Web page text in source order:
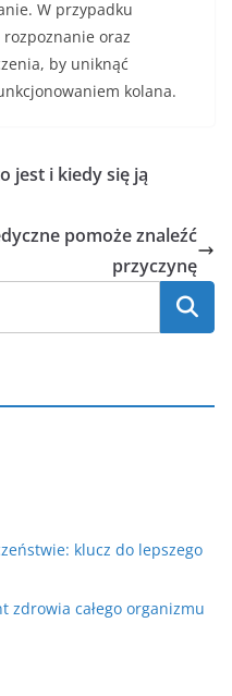
W przypadku
oraz
by uniknąć
kolana.
jest i kiedy się ją
pomoże znaleźć
przyczynę
klucz do lepszego
zdrowia całego organizmu